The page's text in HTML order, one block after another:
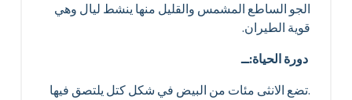
الجو الساطع المشمس والقليل منها ينشط ليال وهي
قوية الطيران.
دورة الحياة:ــ
.تضع الانثى مئات من البيض في شكل كتل يلتصق فيها